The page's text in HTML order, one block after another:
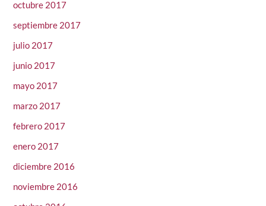
octubre 2017
septiembre 2017
julio 2017
junio 2017
mayo 2017
marzo 2017
febrero 2017
enero 2017
diciembre 2016
noviembre 2016